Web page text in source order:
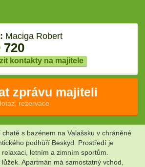
Maciga Robert
720
kontakty na majitele
zprávu majiteli
rezervace
s bazénem na Valašsku v chráněné
podhůří Beskyd. Prostředí je
letním a zimním sportům.
Apartmán má samostatný vchod,